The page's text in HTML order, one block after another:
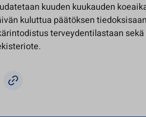
kuuden kuukauden
kuluttua päätöksen
terveydentilastaan